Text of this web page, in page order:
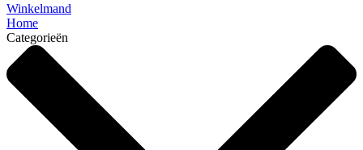
Winkelmand
Home
Categorieën